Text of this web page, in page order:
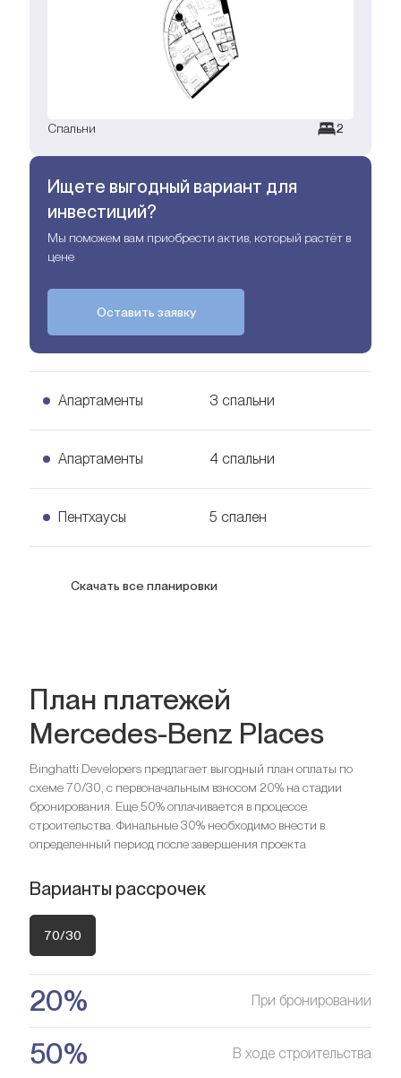
Спальни 2
Ищете выгодный вариант для
инвестиций?
Мы поможем вам приобрести актив, который растёт в
цене
Оставить заявку
Апартаменты 3 спальни
3 спальни Апартаменты
Узнать цену252 кв. м.
Ищете выгодный вариант для
инвестиций?
Мы поможем вам приобрести актив, который растёт в
цене
Апартаменты 4 спальни
4 спальни Апартаменты
Узнать цену279 кв. м.
Спальни
Ищете выгодный вариант для
инвестиций?
Мы поможем вам приобрести актив, который растёт в
Пентхаусы 5 спален
5 спален Пентхаусы
Спальни
инвестиций?
Мы поможем вам приобрести актив, который растёт в
цене
Скачать все планировки
План платежей
Mercedes-Benz Places
Binghatti Developers предлагает выгодный план оплаты по
схеме 70/30, с первоначальным взносом 20% на стадии
бронирования. Еще 50% оплачивается в процессе
строительства. Финальные 30% необходимо внести в
определенный период после завершения проекта
Варианты рассрочек
70/30
20% При бронировании
50% В ходе строительства